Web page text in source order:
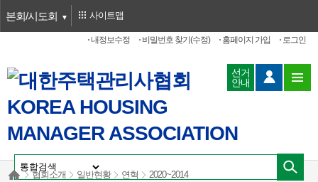
본회/시도회
로그인
홈페이지 가입
비밀번호 찾기(수정)
내정보수정
사이트맵
선거
안내
협회소개 일반현황 연혁 2020~2014